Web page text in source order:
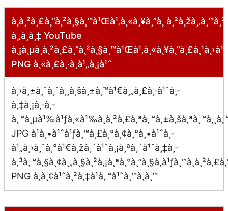
à¸à¸²à¸£à¸”à¸²à¸§à¸™à¹Œà¹‚à¸«à¸¥à¸”à¸
à¸‚à¸­à¸‡ YouTube
PNG à¸«à¸£à¸·à¸­à¹„à¸¡à¹ˆ
à¸›à¸±à¸ˆà¸ˆà¸¸à¸šà¸±à¸™à¹€à¸„à¸£à¸·à¹ˆà¸­
à¸‡à¸¡à¸·à¸­
JPG à¹à¸•à¹ˆà¹ƒà¸™à¸£à¸°à¸¢à¸°à¸•à¹ˆà¸­
à¹„à¸›à¸ˆà¸°à¹€à¸žà¸´à¹ˆà¸¡à¸ªà¸´à¹ˆà¸‡à¸­
PNG à¸­à¸¢à¹ˆà¸²à¸‡à¹à¸™à¹ˆà¸™à¸­à¸™